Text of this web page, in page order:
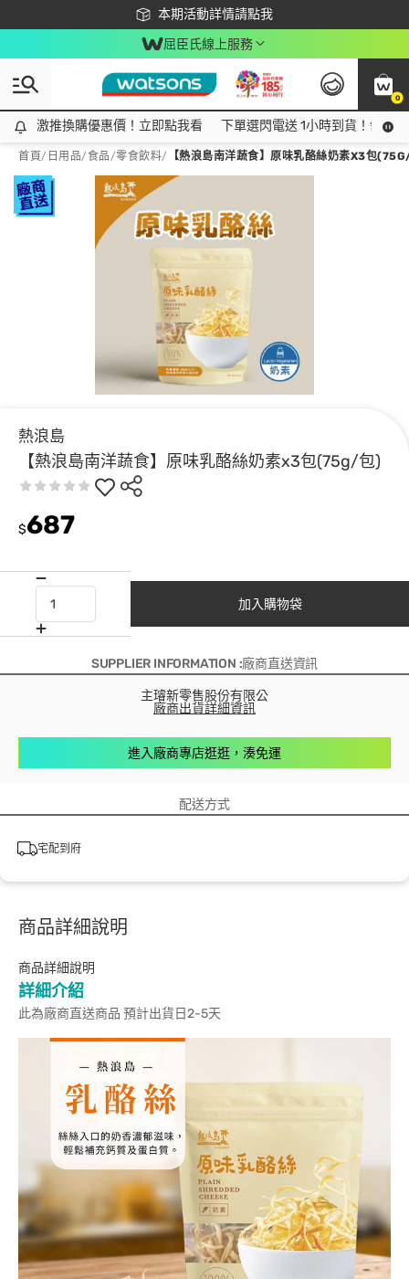
本期活動詳情請點我
下載app最高回饋$350
屈臣氏線上服務
0
激推換購優惠價！立即點我看
激推換購優惠價！立即點我看 下單選閃電送 1小時到貨！領神
首頁/ 日用品/食品/零食飲料/ 【熱浪島南洋蔬食】原味乳酪絲奶素X3包
熱浪島
【熱浪島南洋蔬食】原味乳酪絲奶素x3包(75g/包)
$687
加入購物袋
SUPPLIER INFORMATION :廠商直送資訊
主璿新零售股份有限公
廠商出貨詳細資訊
進入廠商專店逛逛，湊免運
配送方式
宅配到府
商品詳細說明
商品詳細說明
詳細介紹
此為廠商直送商品 預計出貨日2-5天